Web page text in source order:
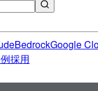
BedrockGoogle
採用